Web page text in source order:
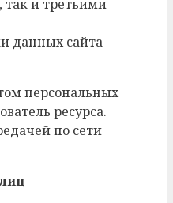
так и третьими
данных сайта
персональных
ресурса.
по сети